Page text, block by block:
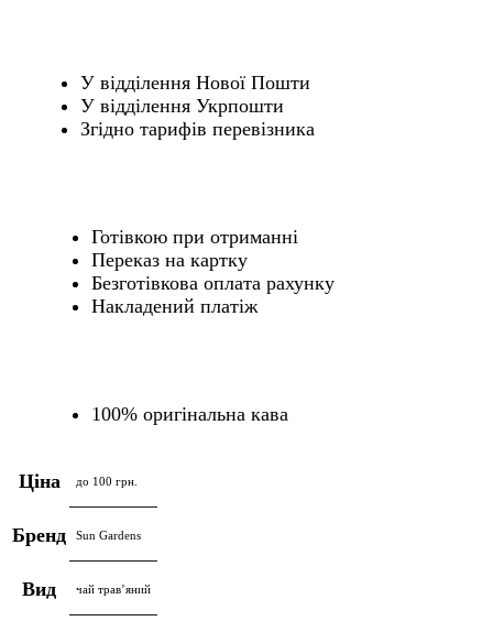
У відділення Нової Пошти
У відділення Укрпошти
Згідно тарифів перевізника
Готівкою при отриманні
Переказ на картку
Безготівкова оплата рахунку
Накладений платіж
100% оригінальна кава
Ціна до 100 грн.
Бренд Sun Gardens
Вид чай травʼяний